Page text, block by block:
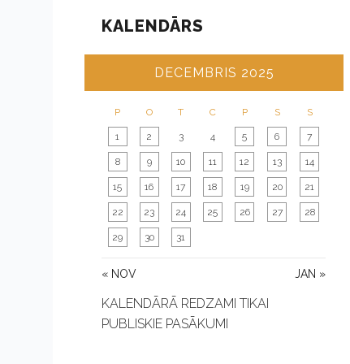
KALENDĀRS
DECEMBRIS 2025
P O T C P S S
« NOV JAN »
1 2 3 4 5 6 7
8 9 10 11 12 13 14
15 16 17 18 19 20 21
22 23 24 25 26 27 28
29 30 31
KALENDĀRĀ REDZAMI TIKAI
PUBLISKIE PASĀKUMI